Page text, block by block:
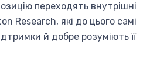
переходять внутрішні
Research, які до цього самі
й добре розуміють її